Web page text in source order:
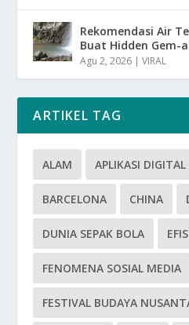
Rekomendasi Air
Buat Hidden Gem-
Agu 2, 2026 |VIRAL
ARTIKEL TAG
ALAM APLIKASI DIGITAL
BARCELONA CHINA
DUNIA SEPAK BOLA
FENOMENA SOSIAL MEDIA
FESTIVAL BUDAYA